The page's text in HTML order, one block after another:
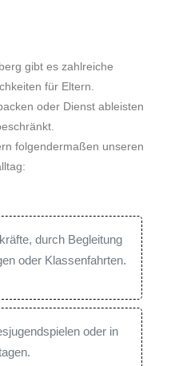
gibt es zahlreiche
für Eltern.
oder Dienst ableisten
folgendermaßen unseren
durch Begleitung
oder Klassenfahrten.
oder in